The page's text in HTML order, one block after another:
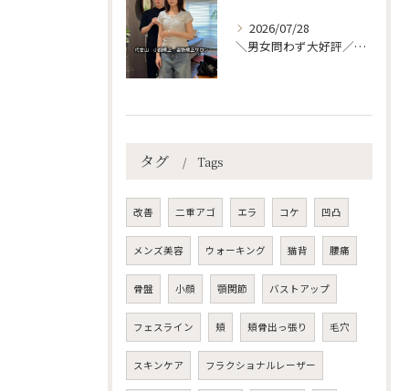
2026/07/28
＼男女問わず大好評／代官山で整える、理想の美姿勢＆快適ボディ
タグ Tags
改善 二重アゴ エラ コケ 凹凸
メンズ美容 ウォーキング 猫背 腰痛
骨盤 小顔 顎関節 バストアップ
フェスライン 頬 頬骨出っ張り 毛穴
スキンケア フラクショナルレーザー